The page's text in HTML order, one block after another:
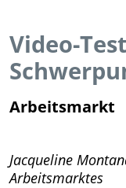
Video-
Arbeitsmarkt
Jacqueline
Arbeitsmarktes